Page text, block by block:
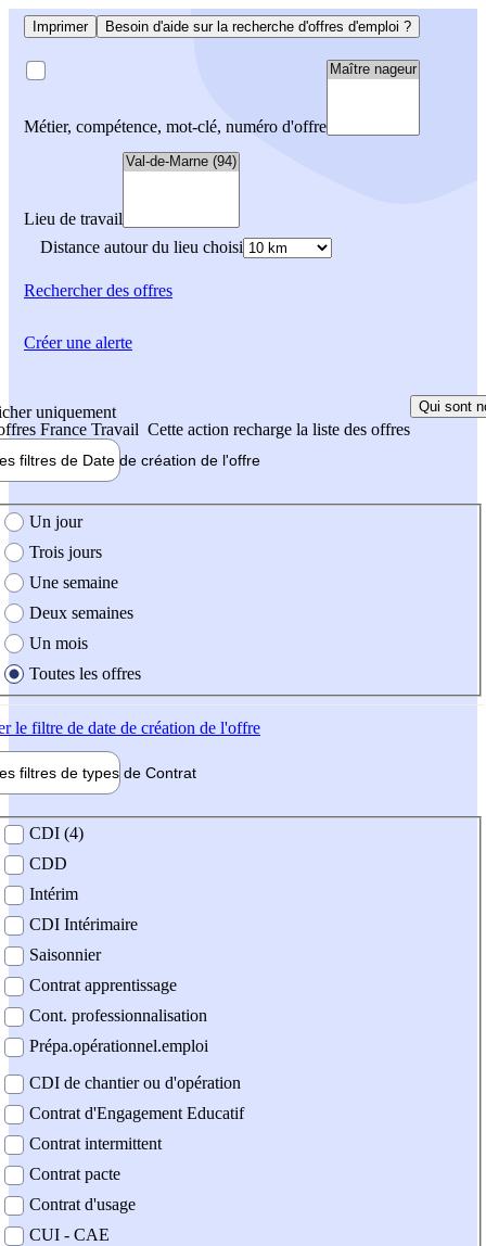
Imprimer Besoin d'aide sur la recherche d'offres d'emploi ?
Métier, compétence, mot-clé, numéro d'offre
Lieu de travail
Distance autour du lieu choisi
Rechercherdes offres
uniquement
France Travail Cette action recharge la liste des offres
Qui sont
filtres de Date de création de l'offre
création de l'offre
Un jour
Trois jours
Une semaine
Deux semaines
Un mois
Toutes les offres
le filtre de date de création de l'offre
filtres de types de Contrat
contrat
CDI (4)
CDD
Intérim
CDI Intérimaire
Saisonnier
Contrat apprentissage
Cont. professionnalisation
Prépa.opérationnel.emploi
CDI de chantier ou d'opération
Contrat d'Engagement Educatif
Contrat intermittent
Contrat pacte
Contrat d'usage
CUI - CAE
Créer une alerte